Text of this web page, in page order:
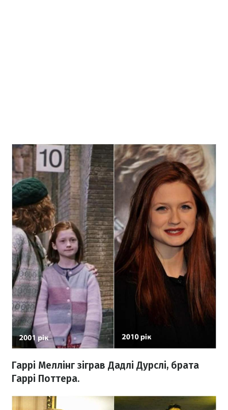
Гаррі Меллінг зіграв Дадлі Дурслі, брата
Гаррі Поттера.